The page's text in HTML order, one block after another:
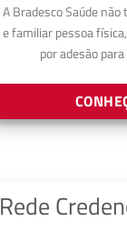
A Bradesco Saúde
e familiar pessoa
por adesão
Rede